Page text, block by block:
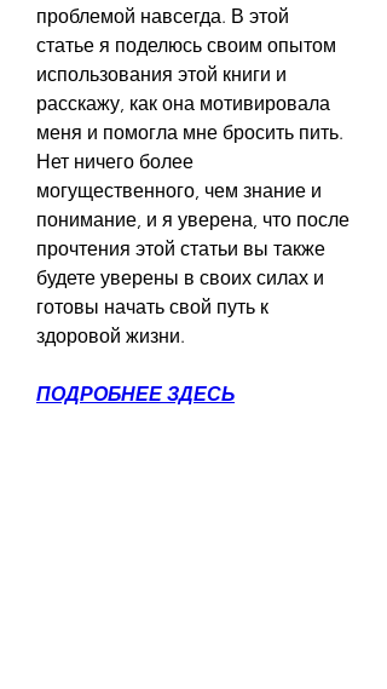
проблемой навсегда. В этой
статье я поделюсь своим опытом
использования этой книги и
расскажу, как она мотивировала
меня и помогла мне бросить пить.
Нет ничего более
могущественного, чем знание и
понимание, и я уверена, что после
прочтения этой статьи вы также
будете уверены в своих силах и
готовы начать свой путь к
здоровой жизни.
ПОДРОБНЕЕ ЗДЕСЬ